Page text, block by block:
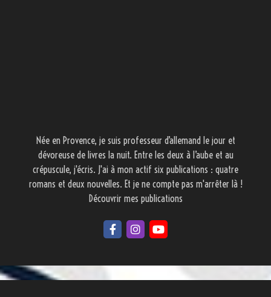
Née en Provence, je suis professeur d’allemand le jour et
dévoreuse de livres la nuit. Entre les deux à l’aube et au
crépuscule, j'écris. J'ai à mon actif six publications : quatre
romans et deux nouvelles. Et je ne compte pas m'arrêter là !
Découvrir mes publications